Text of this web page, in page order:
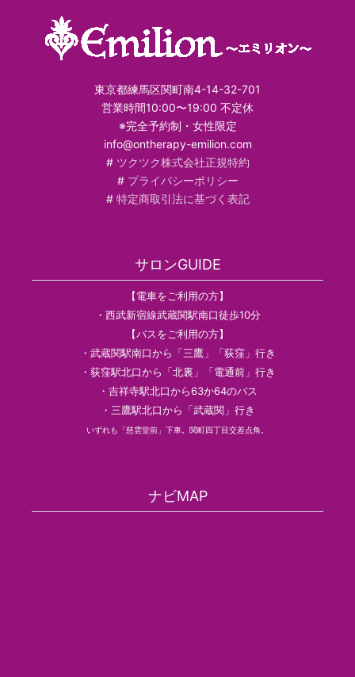
東京都練馬区関町南4-14-32-701
営業時間10:00〜19:00 不定休
※完全予約制・女性限定
info@ontherapy-emilion.com
# ツクツク株式会社正規特約
# プライバシーポリシー
# 特定商取引法に基づく表記
サロンGUIDE
【電車をご利用の方】
・西武新宿線武蔵関駅南口徒歩10分
【バスをご利用の方】
・武蔵関駅南口から「三鷹」「荻窪」行き
・荻窪駅北口から「北裏」「電通前」行き
・吉祥寺駅北口から63か64のバス
・三鷹駅北口から「武蔵関」行き
いずれも「慈雲堂前」下車。関町四丁目交差点角。
ナビMAP